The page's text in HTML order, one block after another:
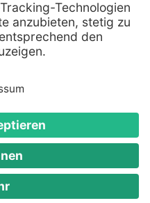
Logos sind eingetragene
Hersteller.
for Fun GmbH - Alle